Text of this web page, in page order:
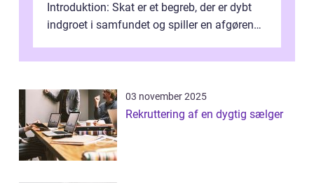
Introduktion: Skat er et begreb, der er dybt
indgroet i samfundet og spiller en afgørende
03 november 2025
Rekruttering af en dygtig sælger